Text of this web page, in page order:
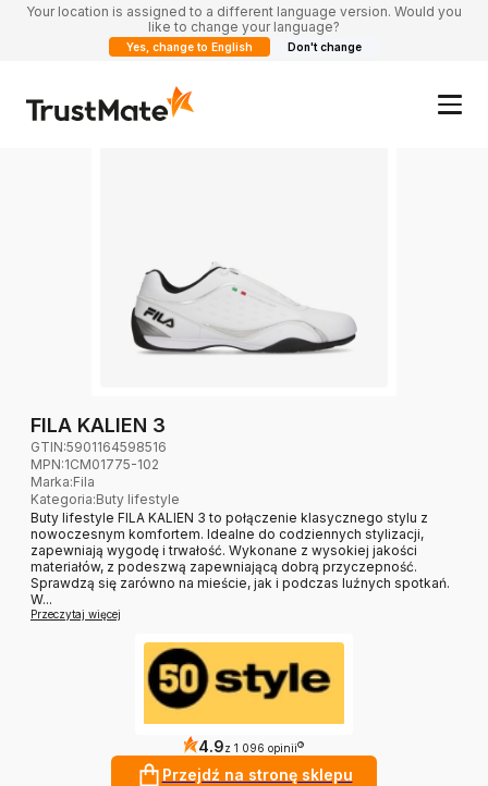
Your location is assigned to a different language version. Would you
like to change your language?
Yes, change to English Don't change
FILA KALIEN 3
GTIN:5901164598516
MPN:1CM01775-102
Marka:Fila
Kategoria:Buty lifestyle
Buty lifestyle FILA KALIEN 3 to połączenie klasycznego stylu z
nowoczesnym komfortem. Idealne do codziennych stylizacji,
zapewniają wygodę i trwałość. Wykonane z wysokiej jakości
materiałów, z podeszwą zapewniającą dobrą przyczepność.
Sprawdzą się zarówno na mieście, jak i podczas luźnych spotkań.
W...
Przeczytaj więcej
4.9z 1 096 opinii ?
Przejdź na stronę sklepu